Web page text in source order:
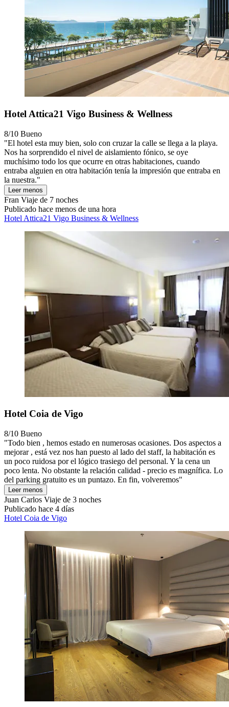
Hotel Attica21 Vigo Business & Wellness
8/10 Bueno
"El hotel esta muy bien, solo con cruzar la calle se llega a la playa.
Nos ha sorprendido el nivel de aislamiento fónico, se oye
muchísimo todo los que ocurre en otras habitaciones, cuando
entraba alguien en otra habitación tenía la impresión que entraba en
la nuestra."
Leer menos
Fran Viaje de 7 noches
Publicado hace menos de una hora
Hotel Attica21 Vigo Business & Wellness
Hotel Coia de Vigo
8/10 Bueno
"Todo bien , hemos estado en numerosas ocasiones. Dos aspectos a
mejorar , está vez nos han puesto al lado del staff, la habitación es
un poco ruidosa por el lógico trasiego del personal. Y la cena un
poco lenta. No obstante la relación calidad - precio es magnífica. Lo
del parking gratuito es un puntazo. En fin, volveremos"
Leer menos
Juan Carlos Viaje de 3 noches
Publicado hace 4 días
Hotel Coia de Vigo